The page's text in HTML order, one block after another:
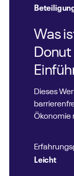
Was
Dieses
Ökonomie
Leicht